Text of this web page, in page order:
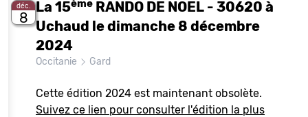
déc.
8
La 15ème RANDO DE NOEL - 30620 à
Uchaud le dimanche 8 décembre
2024
Occitanie Gard
Cette édition 2024 est maintenant obsolète.
Suivez ce lien pour consulter l'édition la plus